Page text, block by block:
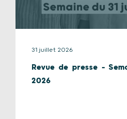
31 juillet 2026
Revue de presse –
2026